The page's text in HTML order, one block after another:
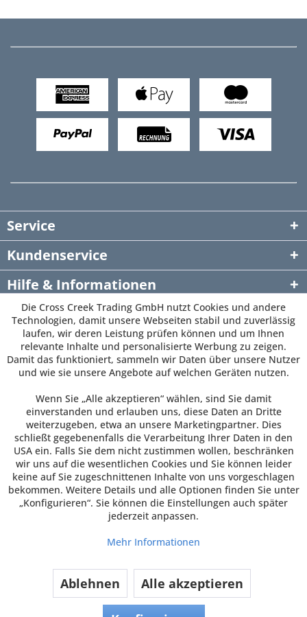
Service
Kundenservice
Hilfe & Informationen
Newsletter
Die Cross Creek Trading GmbH nutzt Cookies und andere
Technologien, damit unsere Webseiten stabil und zuverlässig
laufen, wir deren Leistung prüfen können und um Ihnen
relevante Inhalte und personalisierte Werbung zu zeigen.
Damit das funktioniert, sammeln wir Daten über unsere Nutzer
und wie sie unsere Angebote auf welchen Geräten nutzen.
Wenn Sie „Alle akzeptieren“ wählen, sind Sie damit
einverstanden und erlauben uns, diese Daten an Dritte
weiterzugeben, etwa an unsere Marketingpartner. Dies
schließt gegebenenfalls die Verarbeitung Ihrer Daten in den
USA ein. Falls Sie dem nicht zustimmen wollen, beschränken
wir uns auf die wesentlichen Cookies und Sie können leider
keine auf Sie zugeschnittenen Inhalte von uns vorgeschlagen
bekommen. Weitere Details und alle Optionen finden Sie unter
„Konfigurieren“. Sie können die Einstellungen auch später
jederzeit anpassen.
Mehr Informationen
Ablehnen Alle akzeptieren